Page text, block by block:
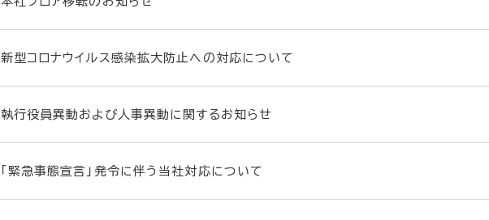
新型コロナウイルス感染拡大防止への対応について
執行役員異動および人事異動に関するお知らせ
「緊急事態宣言」発令に伴う当社対応について